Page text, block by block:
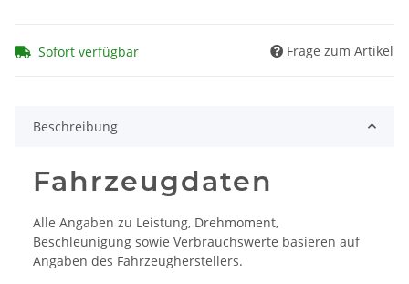
Sofort verfügbar Frage zum Artikel
Beschreibung
Fahrzeugdaten
Alle Angaben zu Leistung, Drehmoment,
Beschleunigung sowie Verbrauchswerte basieren auf
Angaben des Fahrzeugherstellers.